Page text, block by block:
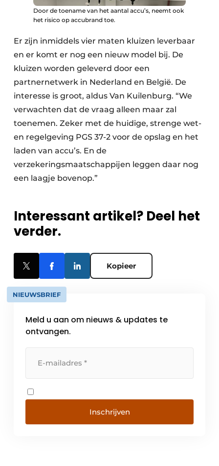
Door de toename van het aantal accu’s, neemt ook
het risico op accubrand toe.
Er zijn inmiddels vier maten kluizen leverbaar
en er komt er nog een nieuw model bij. De
kluizen worden geleverd door een
partnernetwerk in Nederland en België. De
interesse is groot, aldus Van Kuilenburg. “We
verwachten dat de vraag alleen maar zal
toenemen. Zeker met de huidige, strenge wet-
en regelgeving PGS 37-2 voor de opslag en het
laden van accu’s. En de
verzekeringsmaatschappijen leggen daar nog
een laagje bovenop.”
Interessant artikel? Deel het
verder.
Kopieer
NIEUWSBRIEF
Meld u aan om nieuws & updates te
ontvangen.
Inschrijven